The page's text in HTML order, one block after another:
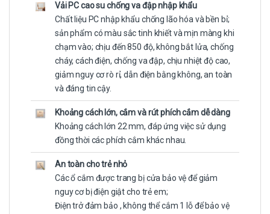
Vải PC cao su chống va đập nhập khẩu
Chất liệu PC nhập khẩu chống lão hóa và bền bỉ;
sản phẩm có màu sắc tinh khiết và mịn màng khi
chạm vào; chịu đến 850 độ, không bắt lửa, chống
cháy, cách điện, chống va đập, chịu nhiệt độ cao,
giảm nguy cơ rò rỉ, dẫn điện bằng không, an toàn
và đáng tin cậy.
Khoảng cách lớn, cắm và rút phích cắm dễ dàng
Khoảng cách lớn 22 mm, đáp ứng việc sử dụng
đồng thời các phích cắm khác nhau.
An toàn cho trẻ nhỏ
Các ổ cắm được trang bị cửa bảo vệ để giảm
nguy cơ bị điện giật cho trẻ em;
Điện trở đảm bảo , không thể cắm 1 lỗ để bảo vệ